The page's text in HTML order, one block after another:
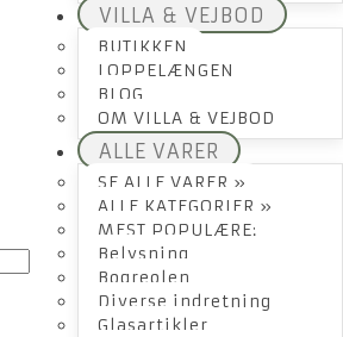
VILLA & VEJBOD
BUTIKKEN
LOPPELÆNGEN
BLOG
OM VILLA & VEJBOD
ALLE VARER
SE ALLE VARER »
ALLE KATEGORIER »
MEST POPULÆRE:
Belysning
Bogreolen
Diverse indretning
Glasartikler